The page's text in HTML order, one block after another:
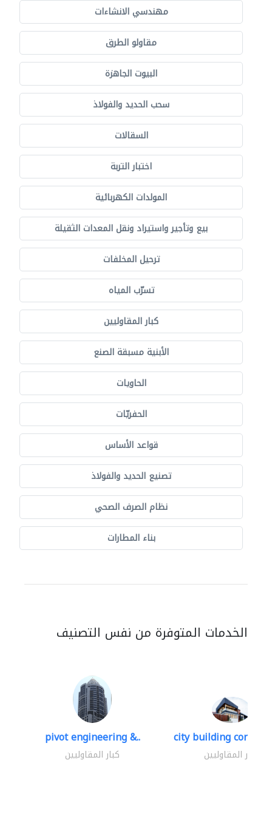
مهندسي الانشاءات
مقاولو الطرق
البيوت الجاهزة
سحب الحديد والفولاذ
السقالات
اختبار التربة
المولدات الكهربائية
بيع وتأجير واستيراد ونقل المعدات الثقيلة
ترحيل المخلفات
تسرّب المياه
كبار المقاوليين
الأبنية مسبقة الصنع
الحاويات
الحفريّات
قواعد الأساس
تصنيع الحديد والفولاذ
نظام الصرف الصحي
بناء المطارات
الخدمات المتوفرة من نفس التصنيف
pivot engineering &..
كبار المقاوليين
city building
كبار المقاوليين